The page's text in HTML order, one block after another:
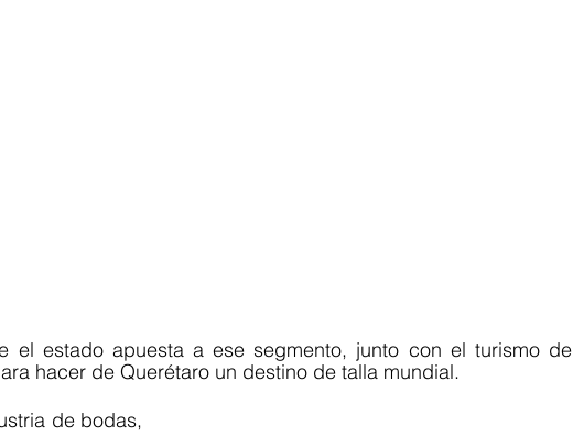
el estado apuesta a ese segmento, junto con el turismo de
hacer de Querétaro un destino de talla mundial.
de bodas,